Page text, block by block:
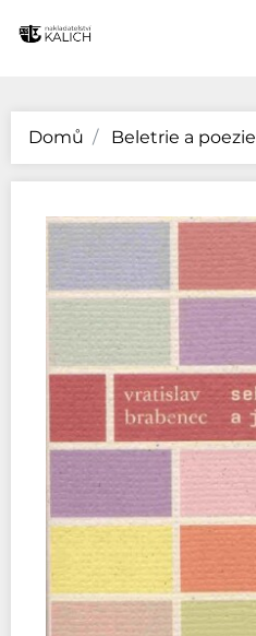
Domů Beletrie a poezie